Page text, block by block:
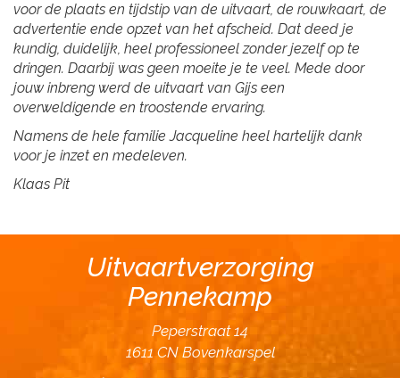
voor de plaats en tijdstip van de uitvaart, de rouwkaart, de
advertentie ende opzet van het afscheid. Dat deed je
kundig, duidelijk, heel professioneel zonder jezelf op te
dringen. Daarbij was geen moeite je te veel. Mede door
jouw inbreng werd de uitvaart van Gijs een
overweldigende en troostende ervaring.
Namens de hele familie Jacqueline heel hartelijk dank
voor je inzet en medeleven.
Klaas Pit
Uitvaartverzorging
Pennekamp
Peperstraat 14
1611 CN Bovenkarspel